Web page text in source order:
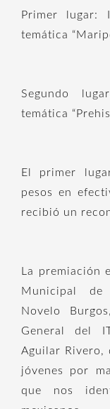
Primer lugar:
temática
Segundo
temática
El primer
pesos en
recibió un
La premiación
Municipal de
Novelo
General del
Aguilar Rivero,
jóvenes por
que nos